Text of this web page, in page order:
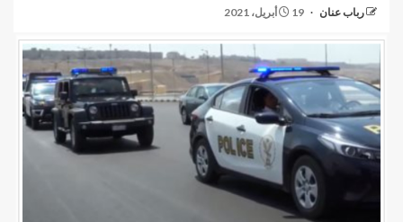
رباب عنان 19 أبريل، 2021